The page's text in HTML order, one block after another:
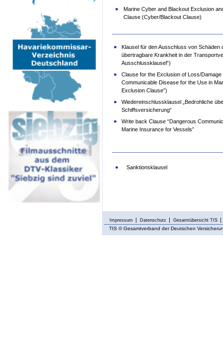
Marine Cyber and Blackout Exclusion
Clause (Cyber/Blackout Clause)
Klausel für den Ausschluss von Schäden
übertragbare Krankheit in der
Ausschlussklausel“)
Clause for the Exclusion of Loss/
Communicable Disease for the Use in
Exclusion Clause”)
Wiedereinschlussklausel „Bedrohliche
Schiffsversicherung“
Write back Clause “Dangerous
Marine Insurance for Vessels”
Sanktionsklausel
Impressum Datenschutz Gesamtübersicht TIS
TIS © Gesamtverband der Deutschen